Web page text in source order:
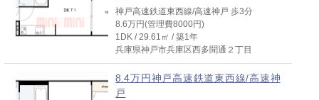
神戸高速鉄道東西線/高速神戸 歩3分
8.6万円(管理費8000円)
1DK / 29.61㎡ / 築1年
兵庫県神戸市兵庫区西多聞通２丁目
8.4万円神戸高速鉄道東西線/高速神
戸